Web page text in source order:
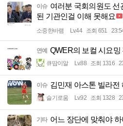
이슈 여러분 국회의원도 선
된 기관인걸 이해 못해요
소중한바램 Lv.44 조회 651
연예 QWER의 보컬 시요밍
큐땁이알 Lv.88 조회 1316
이슈 김민재 아스톤 빌라전
슬기로움 Lv.92 조회 1328
기타 어느 장단에 맞춰야 하